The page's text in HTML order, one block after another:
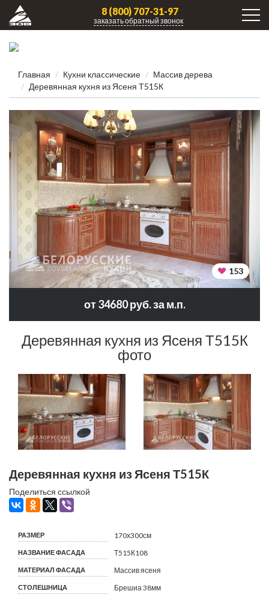
8 (800) 707-31-97
заказать обратный звонок
Главная Кухни клаcсические
Массив дерева
Деревянная кухня из Ясеня Т515К
153
от 34680 руб. за м.п.
Деревянная кухня из Ясеня Т515К
фото
Деревянная кухня из Ясеня Т515К
Поделиться ссылкой
РАЗМЕР 170х300см
НАЗВАНИЕ ФАСАДА Т515К108
МАТЕРИАЛ ФАСАДА Массив ясеня
СТОЛЕШНИЦА Брешиа 38мм